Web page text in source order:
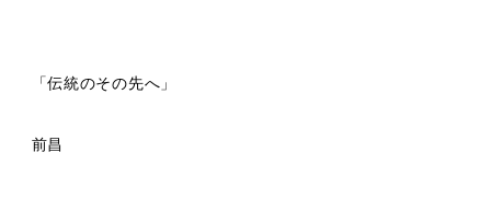
「伝統のその先へ」
前昌